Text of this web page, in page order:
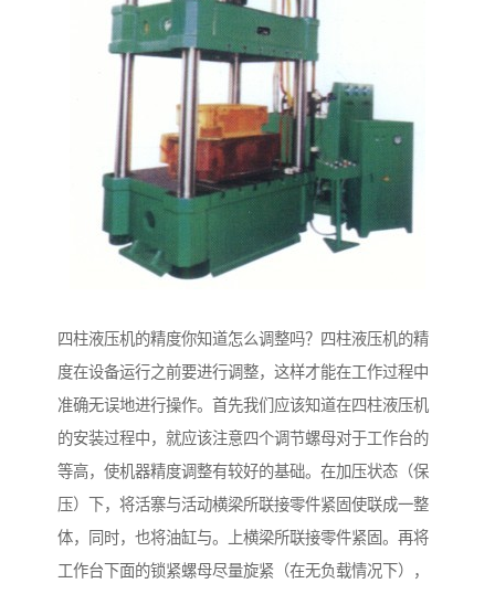
四柱液压机的精度你知道怎么调整吗？四柱液压机的精
度在设备运行之前要进行调整，这样才能在工作过程中
准确无误地进行操作。首先我们应该知道在四柱液压机
的安装过程中，就应该注意四个调节螺母对于工作台的
等高，使机器精度调整有较好的基础。在加压状态（保
压）下，将活寨与活动横梁所联接零件紧固使联成一整
体，同时，也将油缸与。上横梁所联接零件紧固。再将
工作台下面的锁紧螺母尽量旋紧（在无负载情况下），